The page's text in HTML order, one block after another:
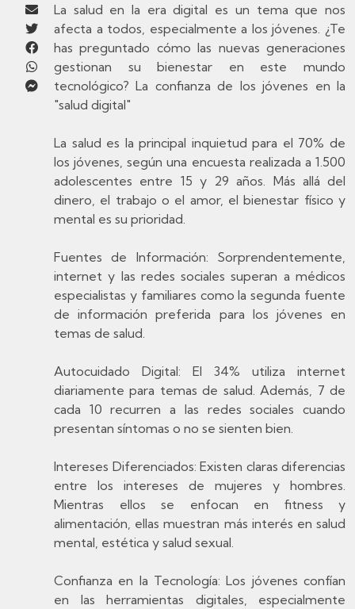
La salud en la era digital es un tema que nos
afecta a todos, especialmente a los jóvenes. ¿Te
has preguntado cómo las nuevas generaciones
gestionan su bienestar en este mundo
tecnológico? La confianza de los jóvenes en la
"salud digital"
La salud es la principal inquietud para el 70% de
los jóvenes, según una encuesta realizada a 1.500
adolescentes entre 15 y 29 años. Más allá del
dinero, el trabajo o el amor, el bienestar físico y
mental es su prioridad.
Fuentes de Información: Sorprendentemente,
internet y las redes sociales superan a médicos
especialistas y familiares como la segunda fuente
de información preferida para los jóvenes en
temas de salud.
Autocuidado Digital: El 34% utiliza internet
diariamente para temas de salud. Además, 7 de
cada 10 recurren a las redes sociales cuando
presentan síntomas o no se sienten bien.
Intereses Diferenciados: Existen claras diferencias
entre los intereses de mujeres y hombres.
Mientras ellos se enfocan en fitness y
alimentación, ellas muestran más interés en salud
mental, estética y salud sexual.
Confianza en la Tecnología: Los jóvenes confían
en las herramientas digitales, especialmente